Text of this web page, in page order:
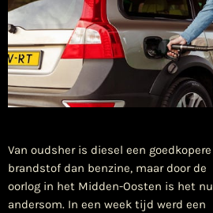
Van oudsher is diesel een goedkopere
brandstof dan benzine, maar door de
oorlog in het Midden-Oosten is het nu
andersom. In een week tijd werd een